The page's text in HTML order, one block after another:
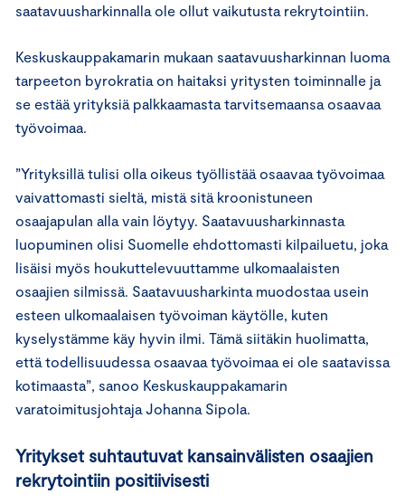
saatavuusharkinnalla ole ollut vaikutusta rekrytointiin.
Keskuskauppakamarin mukaan saatavuusharkinnan luoma
tarpeeton byrokratia on haitaksi yritysten toiminnalle ja
se estää yrityksiä palkkaamasta tarvitsemaansa osaavaa
työvoimaa.
”Yrityksillä tulisi olla oikeus työllistää osaavaa työvoimaa
vaivattomasti sieltä, mistä sitä kroonistuneen
osaajapulan alla vain löytyy. Saatavuusharkinnasta
luopuminen olisi Suomelle ehdottomasti kilpailuetu, joka
lisäisi myös houkuttelevuuttamme ulkomaalaisten
osaajien silmissä. Saatavuusharkinta muodostaa usein
esteen ulkomaalaisen työvoiman käytölle, kuten
kyselystämme käy hyvin ilmi. Tämä siitäkin huolimatta,
että todellisuudessa osaavaa työvoimaa ei ole saatavissa
kotimaasta”, sanoo Keskuskauppakamarin
varatoimitusjohtaja Johanna Sipola.
Yritykset suhtautuvat kansainvälisten osaajien
rekrytointiin positiivisesti